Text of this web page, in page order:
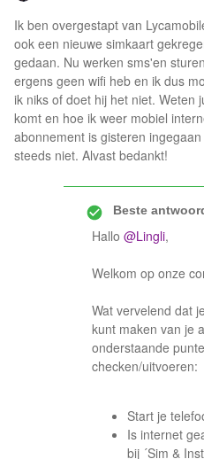
Ik ben overgestapt van
ook een nieuwe simkaart
gedaan. Nu werken sms'en
ergens geen wifi heb en ik dus
ik niks of doet hij het niet. Weten
komt en hoe ik weer mobiel
abonnement is gisteren
steeds niet. Alvast bedankt!
Beste
Hallo @Lingli,
Welkom op onze
Wat vervelend dat
kunt maken van je
onderstaande
checken/uitvoeren:
Start je
Is internet
bij ´Sim &